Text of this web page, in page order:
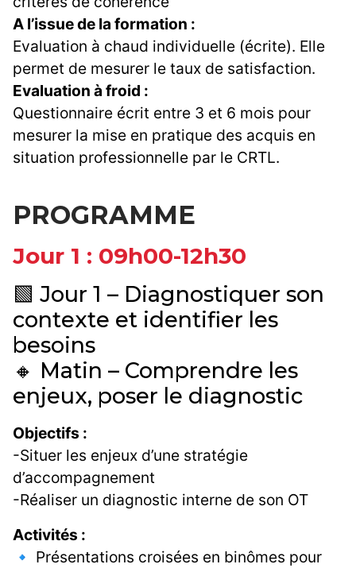
A l’issue de la formation :
Evaluation à chaud individuelle (écrite). Elle
permet de mesurer le taux de satisfaction.
Evaluation à froid :
Questionnaire écrit entre 3 et 6 mois pour
mesurer la mise en pratique des acquis en
situation professionnelle par le CRTL.
PROGRAMME
Jour 1 : 09h00-12h30
🟩 Jour 1 – Diagnostiquer son
contexte et identifier les
besoins
🔸 Matin – Comprendre les
enjeux, poser le diagnostic
Objectifs :
-Situer les enjeux d’une stratégie
d’accompagnement
-Réaliser un diagnostic interne de son OT
Activités :
🔹 Présentations croisées en binômes pour